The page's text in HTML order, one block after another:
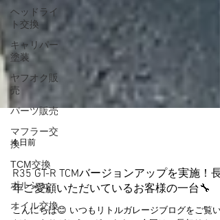
ヘッドライ
ト交換
キャリパー
塗装
ヤフオク販
売
パーツ販売
マフラー交
換
TCM交換
ポルシェ
オイル交換
4 日前
R35 GT-R TCMバージョンアップを実施！長
年ご愛顧いただいているお客様の一台🔧